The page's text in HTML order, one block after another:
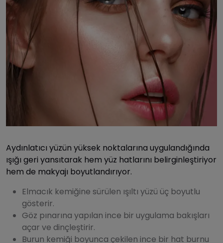
Aydınlatıcı yüzün yüksek noktalarına uygulandığında
ışığı geri yansıtarak hem yüz hatlarını belirginleştiriyor
hem de makyajı boyutlandırıyor.
Elmacık kemiğine sürülen ışıltı yüzü üç boyutlu
gösterir.
Göz pınarına yapılan ince bir uygulama bakışları
açar ve dinçleştirir.
Burun kemiği boyunca çekilen ince bir hat burnu